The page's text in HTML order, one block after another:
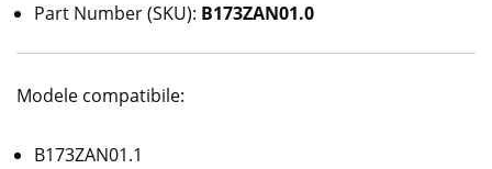
Part Number (SKU): B173ZAN01.0
Modele compatibile:
B173ZAN01.1